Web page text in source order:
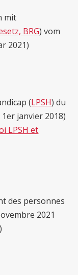
mit
BRG) vom
2021)
(LPSH) du
janvier 2018)
LPSH et
des personnes
2021